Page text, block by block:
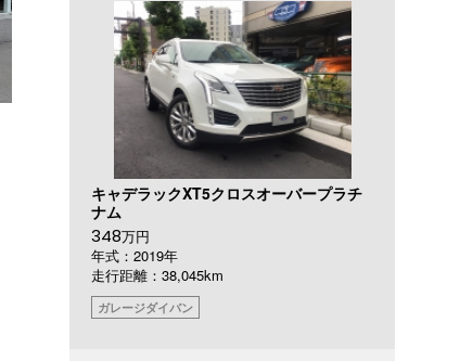
キャデラックXT5クロスオーバープラチ
ナム
348万円
年式：2019年
走行距離：38,045km
ガレージダイバン